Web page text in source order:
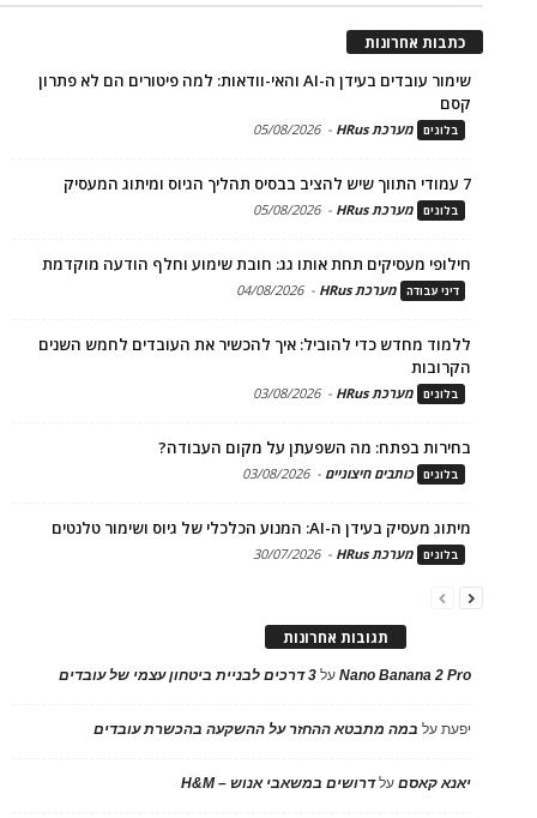
כתבות אחרונות
שימור עובדים בעידן ה-AI והאי-וודאות: למה פיטורים הם לא פתרון
קסם
בלוגים מערכת HRus -
05/08/2026
7 עמודי התווך שיש להציב בבסיס תהליך הגיוס ומיתוג המעסיק
בלוגים מערכת HRus -
05/08/2026
חילופי מעסיקים תחת אותו גג: חובת שימוע וחלף הודעה מוקדמת
דיני עבודה מערכת HRus -
04/08/2026
ללמוד מחדש כדי להוביל: איך להכשיר את העובדים לחמש השנים
הקרובות
בלוגים מערכת HRus -
03/08/2026
בחירות בפתח: מה השפעתן על מקום העבודה?
בלוגים כותבים חיצוניים -
03/08/2026
מיתוג מעסיק בעידן ה-AI: המנוע הכלכלי של גיוס ושימור טלנטים
בלוגים מערכת HRus -
30/07/2026
תגובות אחרונות
Nano Banana 2 Proעל 3 דרכים לבניית ביטחון עצמי של עובדים
יפעתעל במה מתבטא ההחזר על ההשקעה בהכשרת עובדים
יאנא קאסםעלדרושים במשאבי אנוש – H&M